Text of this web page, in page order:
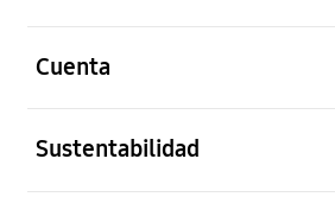
Cuenta
Sustentabilidad